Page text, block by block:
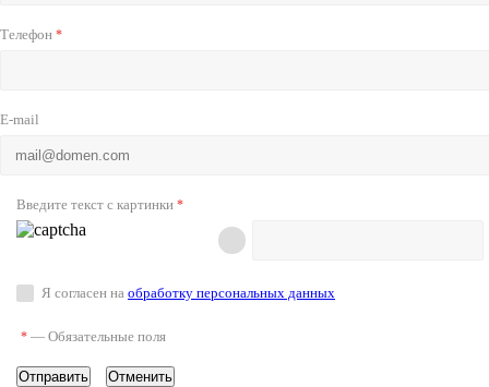
Телефон *
E-mail
Введите текст с картинки *
Я согласен на обработку персональных данных
* — Обязательные поля
Отменить